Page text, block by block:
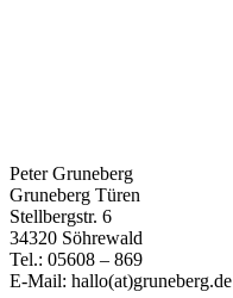
Peter Gruneberg
Gruneberg Türen
Stellbergstr. 6
34320 Söhrewald
Tel.: 05608 – 869
E-Mail: hallo(at)gruneberg.de